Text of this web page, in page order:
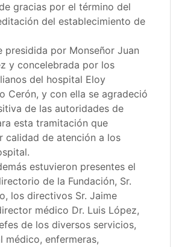
gracias por el término del
del establecimiento de
presidida por Monseñor Juan
y concelebrada por los
del hospital Eloy
Cerón, y con ella se agradeció
de las autoridades de
esta tramitación que
calidad de atención a los
estuvieron presentes el
de la Fundación, Sr.
los directivos Sr. Jaime
médico Dr. Luis López,
de los diversos servicios,
médico, enfermeras,